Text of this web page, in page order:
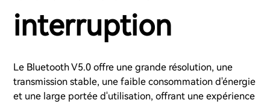
interruption
Le Bluetooth V5.0 offre une grande résolution, une
transmission stable, une faible consommation d'énergie
et une large portée d'utilisation, offrant une expérience